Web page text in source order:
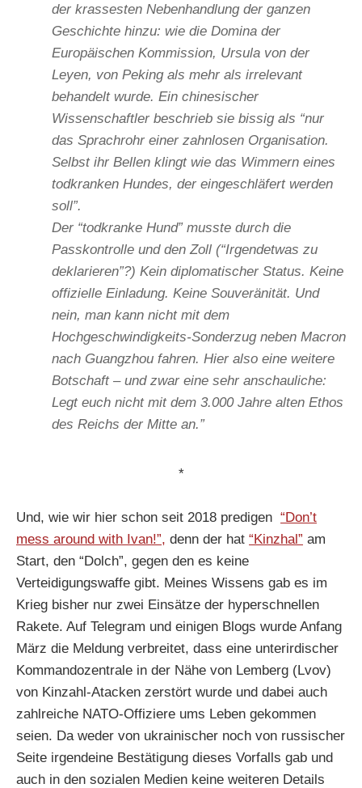
der krassesten Nebenhandlung der ganzen
Geschichte hinzu: wie die Domina der
Europäischen Kommission, Ursula von der
Leyen, von Peking als mehr als irrelevant
behandelt wurde. Ein chinesischer
Wissenschaftler beschrieb sie bissig als “nur
das Sprachrohr einer zahnlosen Organisation.
Selbst ihr Bellen klingt wie das Wimmern eines
todkranken Hundes, der eingeschläfert werden
soll”.
Der “todkranke Hund” musste durch die
Passkontrolle und den Zoll (“Irgendetwas zu
deklarieren”?) Kein diplomatischer Status. Keine
offizielle Einladung. Keine Souveränität. Und
nein, man kann nicht mit dem
Hochgeschwindigkeits-Sonderzug neben Macron
nach Guangzhou fahren. Hier also eine weitere
Botschaft – und zwar eine sehr anschauliche:
Legt euch nicht mit dem 3.000 Jahre alten Ethos
des Reichs der Mitte an.”
*
Und, wie wir hier schon seit 2018 predigen “Don’t
mess around with Ivan!”, denn der hat “Kinzhal” am
Start, den “Dolch”, gegen den es keine
Verteidigungswaffe gibt. Meines Wissens gab es im
Krieg bisher nur zwei Einsätze der hyperschnellen
Rakete. Auf Telegram und einigen Blogs wurde Anfang
März die Meldung verbreitet, dass eine unterirdischer
Kommandozentrale in der Nähe von Lemberg (Lvov)
von Kinzahl-Atacken zerstört wurde und dabei auch
zahlreiche NATO-Offiziere ums Leben gekommen
seien. Da weder von ukrainischer noch von russischer
Seite irgendeine Bestätigung dieses Vorfalls gab und
auch in den sozialen Medien keine weiteren Details